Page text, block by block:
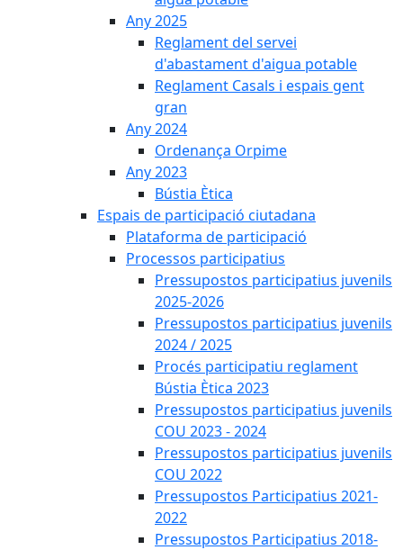
Any 2025
Reglament del servei
d'abastament d'aigua potable
Reglament Casals i espais gent
gran
Any 2024
Ordenança Orpime
Any 2023
Bústia Ètica
Espais de participació ciutadana
Plataforma de participació
Processos participatius
Pressupostos participatius juvenils
2025-2026
Pressupostos participatius juvenils
2024 / 2025
Procés participatiu reglament
Bústia Ètica 2023
Pressupostos participatius juvenils
COU 2023 - 2024
Pressupostos participatius juvenils
COU 2022
Pressupostos Participatius 2021-
2022
Pressupostos Participatius 2018-